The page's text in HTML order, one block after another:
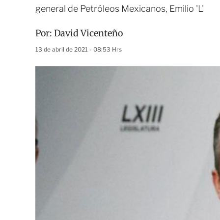
general de Petróleos Mexicanos, Emilio 'L'
Por: David Vicenteño
13 de abril de 2021 - 08:53 Hrs